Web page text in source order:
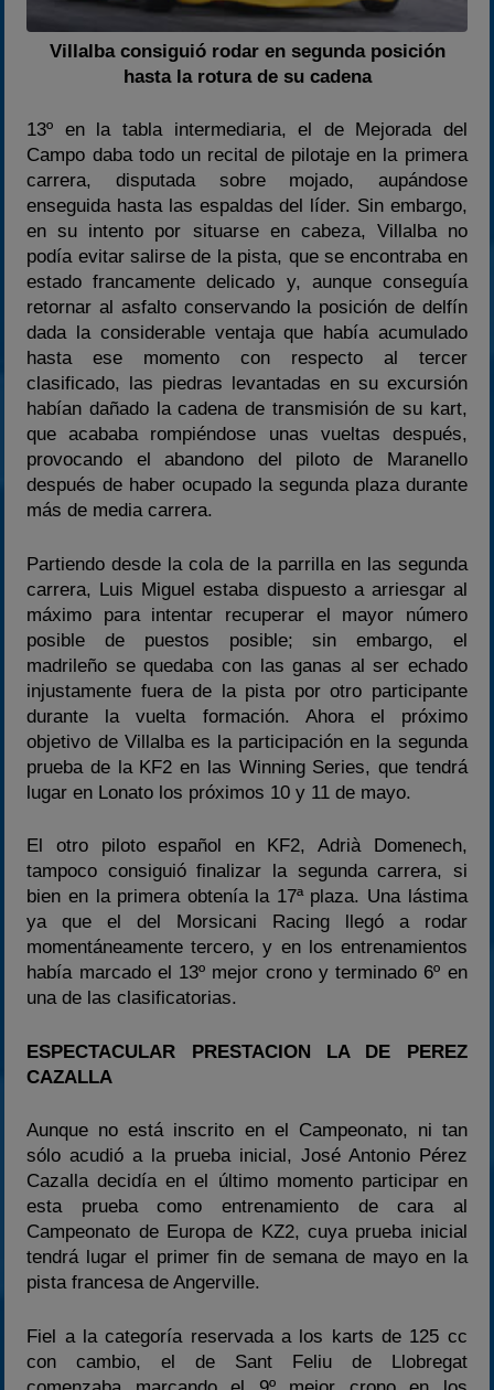
Villalba consiguió rodar en segunda posición
hasta la rotura de su cadena
13º en la tabla intermediaria, el de Mejorada del
Campo daba todo un recital de pilotaje en la primera
carrera, disputada sobre mojado, aupándose
enseguida hasta las espaldas del líder. Sin embargo,
en su intento por situarse en cabeza, Villalba no
podía evitar salirse de la pista, que se encontraba en
estado francamente delicado y, aunque conseguía
retornar al asfalto conservando la posición de delfín
dada la considerable ventaja que había acumulado
hasta ese momento con respecto al tercer
clasificado, las piedras levantadas en su excursión
habían dañado la cadena de transmisión de su kart,
que acababa rompiéndose unas vueltas después,
provocando el abandono del piloto de Maranello
después de haber ocupado la segunda plaza durante
más de media carrera.
Partiendo desde la cola de la parrilla en las segunda
carrera, Luis Miguel estaba dispuesto a arriesgar al
máximo para intentar recuperar el mayor número
posible de puestos posible; sin embargo, el
madrileño se quedaba con las ganas al ser echado
injustamente fuera de la pista por otro participante
durante la vuelta formación. Ahora el próximo
objetivo de Villalba es la participación en la segunda
prueba de la KF2 en las Winning Series, que tendrá
lugar en Lonato los próximos 10 y 11 de mayo.
El otro piloto español en KF2, Adrià Domenech,
tampoco consiguió finalizar la segunda carrera, si
bien en la primera obtenía la 17ª plaza. Una lástima
ya que el del Morsicani Racing llegó a rodar
momentáneamente tercero, y en los entrenamientos
había marcado el 13º mejor crono y terminado 6º en
una de las clasificatorias.
ESPECTACULAR PRESTACION LA DE PEREZ
CAZALLA
Aunque no está inscrito en el Campeonato, ni tan
sólo acudió a la prueba inicial, José Antonio Pérez
Cazalla decidía en el último momento participar en
esta prueba como entrenamiento de cara al
Campeonato de Europa de KZ2, cuya prueba inicial
tendrá lugar el primer fin de semana de mayo en la
pista francesa de Angerville.
Fiel a la categoría reservada a los karts de 125 cc
con cambio, el de Sant Feliu de Llobregat